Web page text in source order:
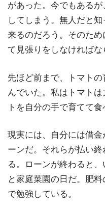
があった。今でもある
してしまう。無人だと
来るのだろう。そのた
て見張りをしなければな
先ほど前まで、トマト
んでいた。私はトマト
トを自分の手で育てて
現実には、自分には借
ーンだ。それらが払い
る。ローンが終わると
と家庭菜園の日だ。肥
で勉強している。